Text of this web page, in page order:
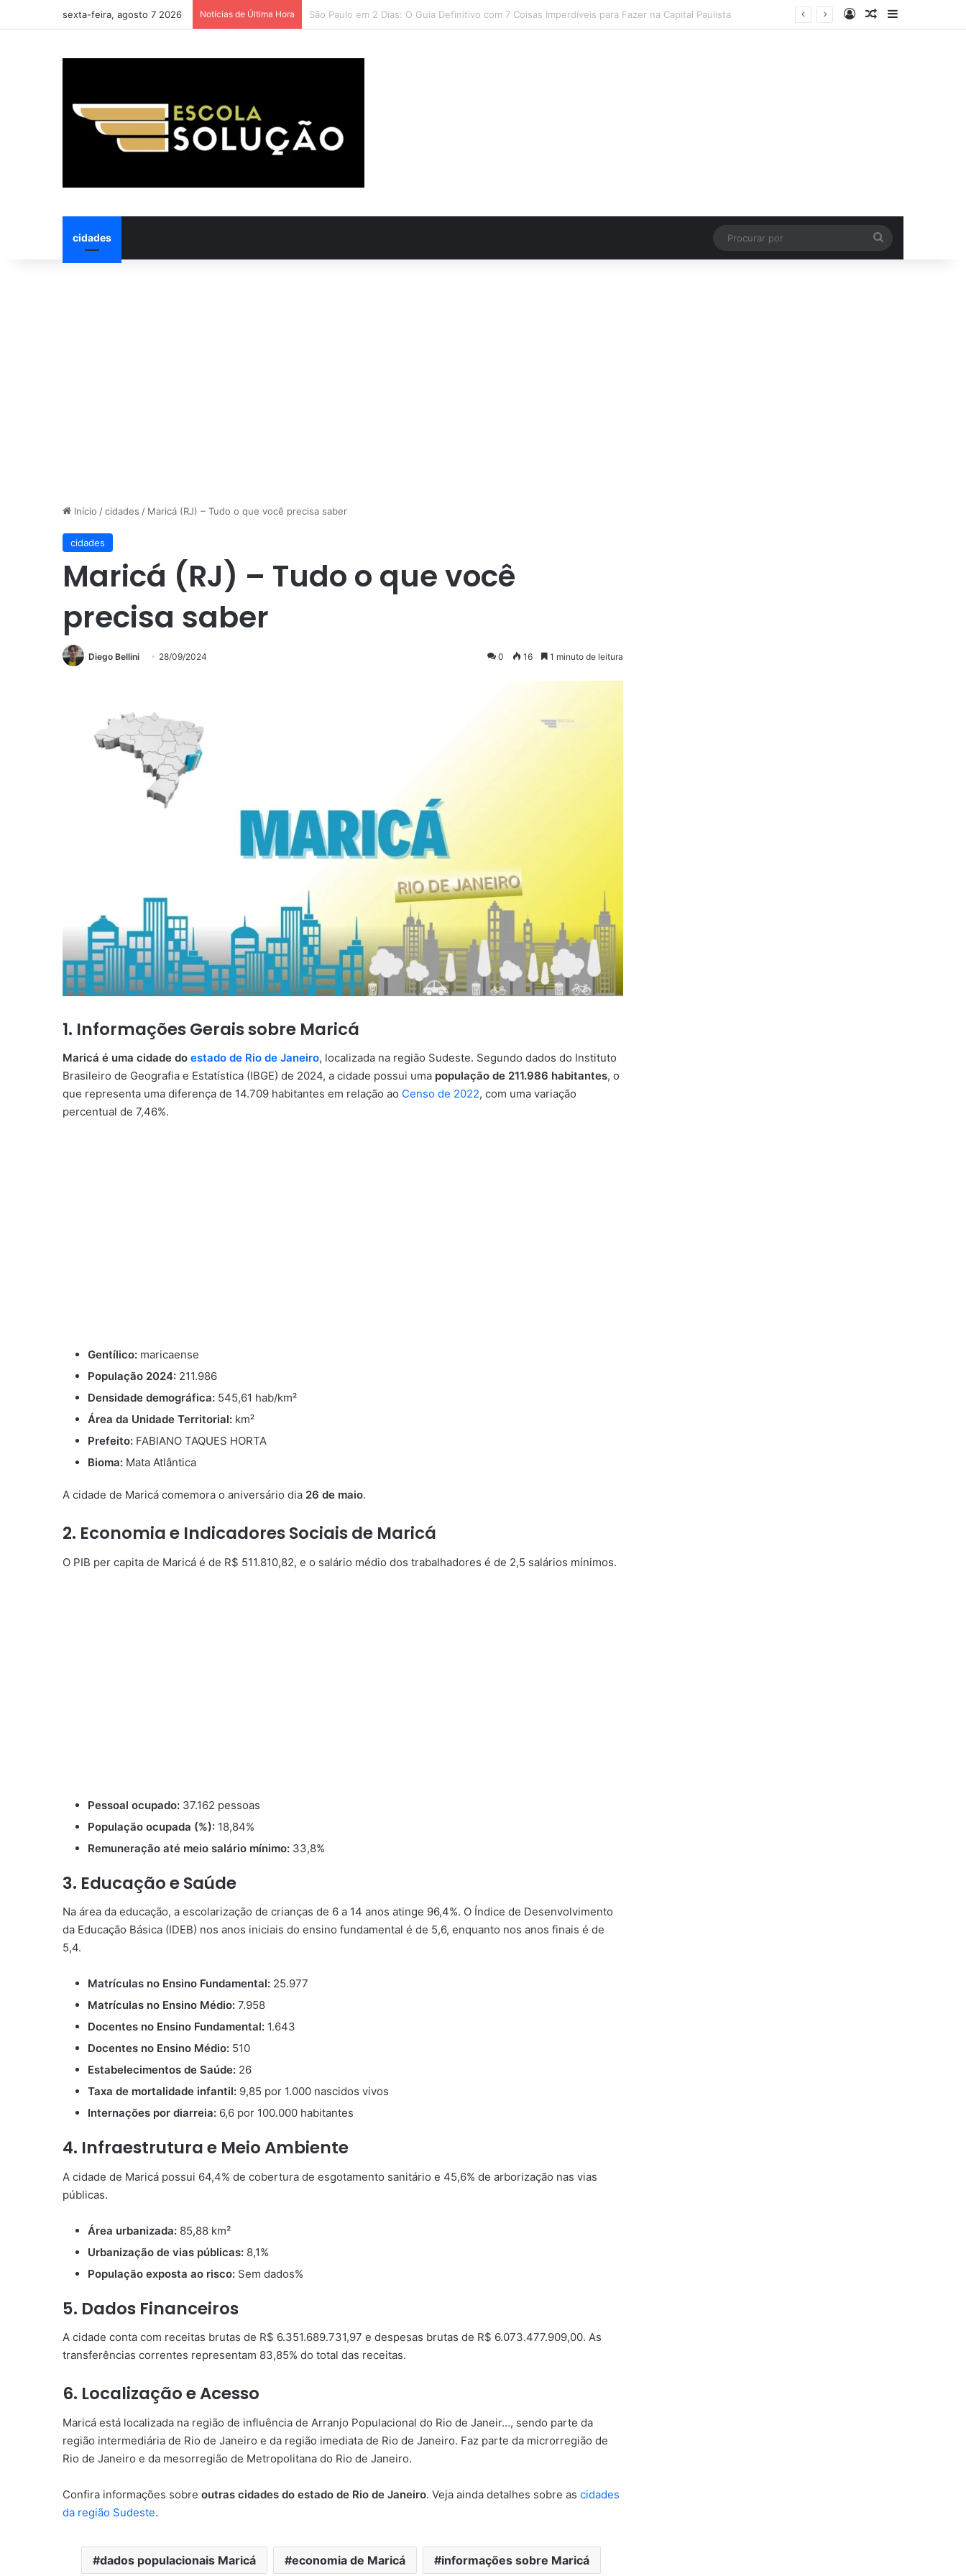
sexta-feira, agosto 7 2026 Notícias de Última Hora Belém (PA) – Tudo o que você precisa saber EntrarArtigo aleatório
Barra Lateral
cidades
por
Início /cidades / Maricá (RJ) – Tudo o que você precisa saber
cidades
Maricá (RJ) – Tudo o que você
precisa saber
Diego Bellini 28/09/2024 0 16 1 minuto de leitura
1. Informações Gerais sobre Maricá
Maricá é uma cidade do estado de Rio de Janeiro, localizada na região Sudeste. Segundo dados do Instituto
Brasileiro de Geografia e Estatística (IBGE) de 2024, a cidade possui uma população de 211.986 habitantes, o
que representa uma diferença de 14.709 habitantes em relação ao Censo de 2022, com uma variação
percentual de 7,46%.
Gentílico: maricaense
População 2024: 211.986
Densidade demográfica: 545,61 hab/km²
Área da Unidade Territorial: km²
Prefeito: FABIANO TAQUES HORTA
Bioma: Mata Atlântica
A cidade de Maricá comemora o aniversário dia 26 de maio.
2. Economia e Indicadores Sociais de Maricá
O PIB per capita de Maricá é de R$ 511.810,82, e o salário médio dos trabalhadores é de 2,5 salários mínimos.
Pessoal ocupado: 37.162 pessoas
População ocupada (%): 18,84%
Remuneração até meio salário mínimo: 33,8%
3. Educação e Saúde
Na área da educação, a escolarização de crianças de 6 a 14 anos atinge 96,4%. O Índice de Desenvolvimento
da Educação Básica (IDEB) nos anos iniciais do ensino fundamental é de 5,6, enquanto nos anos finais é de
5,4.
Matrículas no Ensino Fundamental: 25.977
Matrículas no Ensino Médio: 7.958
Docentes no Ensino Fundamental: 1.643
Docentes no Ensino Médio: 510
Estabelecimentos de Saúde: 26
Taxa de mortalidade infantil: 9,85 por 1.000 nascidos vivos
Internações por diarreia: 6,6 por 100.000 habitantes
4. Infraestrutura e Meio Ambiente
A cidade de Maricá possui 64,4% de cobertura de esgotamento sanitário e 45,6% de arborização nas vias
públicas.
Área urbanizada: 85,88 km²
Urbanização de vias públicas: 8,1%
População exposta ao risco: Sem dados%
5. Dados Financeiros
A cidade conta com receitas brutas de R$ 6.351.689.731,97 e despesas brutas de R$ 6.073.477.909,00. As
transferências correntes representam 83,85% do total das receitas.
6. Localização e Acesso
Maricá está localizada na região de influência de Arranjo Populacional do Rio de Janeir…, sendo parte da
região intermediária de Rio de Janeiro e da região imediata de Rio de Janeiro. Faz parte da microrregião de
Rio de Janeiro e da mesorregião de Metropolitana do Rio de Janeiro.
Confira informações sobre outras cidades do estado de Rio de Janeiro. Veja ainda detalhes sobre as cidades
da região Sudeste.
dados populacionais Maricá economia de Maricá informações sobre Maricá